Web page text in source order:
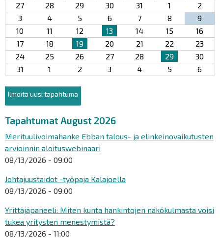
27
28 29 30 31 1
2
3
4 5 6 7 8
9
10
11 12 13 14 15
16
17
18 19 20 21 22
23
24
25 26 27 28 29
30
31
1 2 3 4 5 6
Ilmoita uusi tapahtuma
Tapahtumat August 2026
Merituulivoimahanke Ebban talous- ja elinkeinovaikutusten
arvioinnin aloituswebinaari
08/13/2026 - 09:00
Johtajuustaidot -työpaja Kalajoella
08/13/2026 - 09:00
Yrittäjäpaneeli: Miten kunta hankintojen näkökulmasta voisi
tukea yritysten menestymistä?
08/13/2026 - 11:00